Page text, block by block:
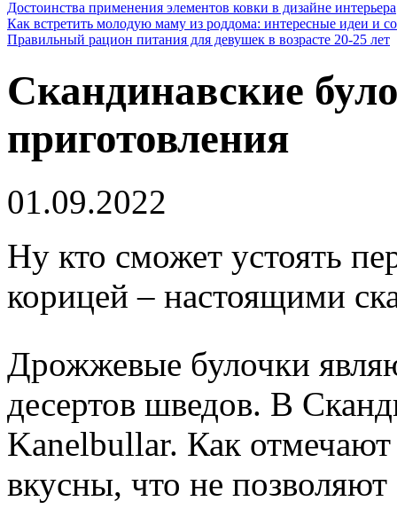
Достоинства применения элементов ковки в дизайне интерьера
Как встретить молодую маму из роддома: интересные идеи и
Правильный рацион питания для девушек в возрасте 20-25 лет
Скандинавские
приготовления
01.09.2022
Ну кто сможет устоять
корицей – настоящими
Дрожжевые булочки
десертов шведов. В
Kanelbullar. Как
вкусны, что не позволяют